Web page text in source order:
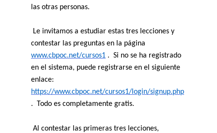
las otras personas.
Le invitamos a estudiar estas tres lecciones y
contestar las preguntas en la página
www.cbpoc.net/cursos1 . Si no se ha registrado
en el sistema, puede registrarse en el siguiente
enlace:
https://www.cbpoc.net/cursos1/login/signup.php
.
Todo es completamente gratis.
Al contestar las primeras tres lecciones,